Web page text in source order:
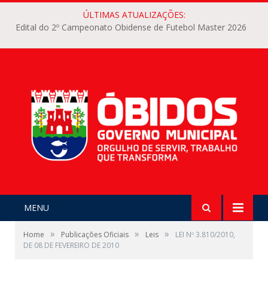
ÚLTIMAS ATUALIZAÇÕES:
Edital do 2º Campeonato Obidense de Futebol Master 2026
MENU
Home » Publicações Oficiais » Leis »
LEI Nº 3.810/2010,
DE 08 DE FEVEREIRO DE 2010